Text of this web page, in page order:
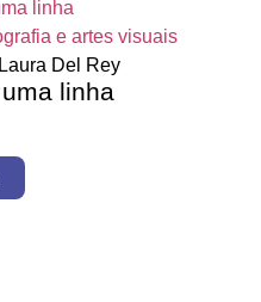
e artes visuais
Del Rey
linha